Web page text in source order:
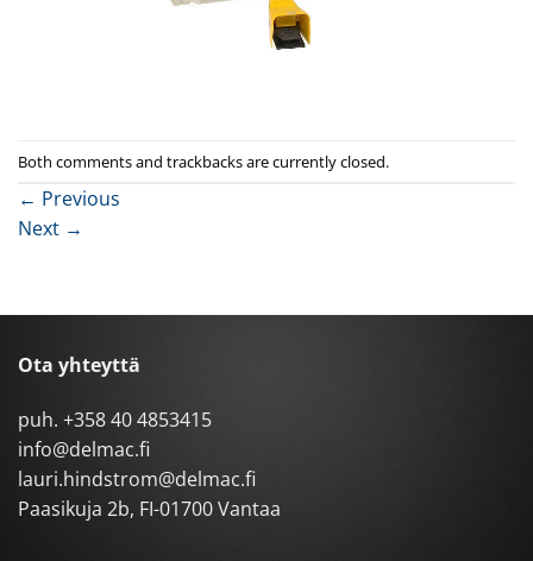
Both comments and trackbacks are currently closed.
← Previous
Next →
Ota yhteyttä
puh. +358 40 4853415
info@delmac.fi
lauri.hindstrom@delmac.fi
Paasikuja 2b, FI-01700 Vantaa